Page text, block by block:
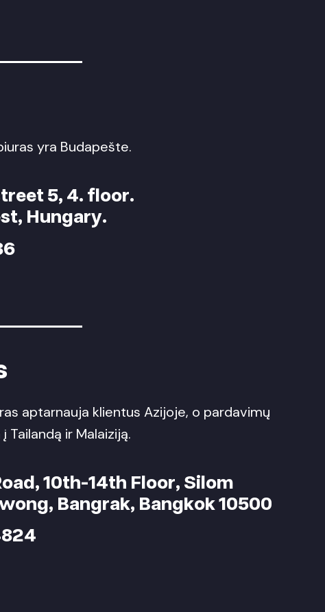
yra Budapešte.
5, 4. floor.
Hungary.
aptarnauja klientus Azijoje, o pardavimų
Tailandą ir Malaiziją.
10th-14th Floor, Silom
Bangrak, Bangkok 10500